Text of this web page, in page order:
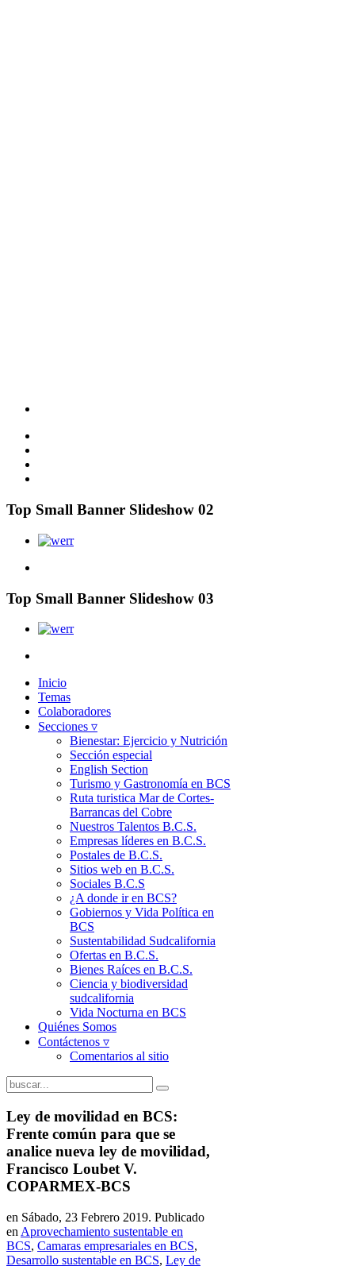
Top Small Banner Slideshow 02
Top Small Banner Slideshow 03
Inicio
Temas
Colaboradores
Secciones ▿
Bienestar: Ejercicio y Nutrición
Sección especial
English Section
Turismo y Gastronomía en BCS
Ruta turistica Mar de Cortes-
Barrancas del Cobre
Nuestros Talentos B.C.S.
Empresas líderes en B.C.S.
Postales de B.C.S.
Sitios web en B.C.S.
Sociales B.C.S
¿A donde ir en BCS?
Gobiernos y Vida Política en
BCS
Sustentabilidad Sudcalifornia
Ofertas en B.C.S.
Bienes Raíces en B.C.S.
Ciencia y biodiversidad
sudcalifornia
Vida Nocturna en BCS
Quiénes Somos
Contáctenos ▿
Comentarios al sitio
Ley de movilidad en BCS:
Frente común para que se
analice nueva ley de movilidad,
Francisco Loubet V.
COPARMEX-BCS
en Sábado, 23 Febrero 2019. Publicado
en Aprovechamiento sustentable en
BCS, Camaras empresariales en BCS,
Desarrollo sustentable en BCS, Ley de